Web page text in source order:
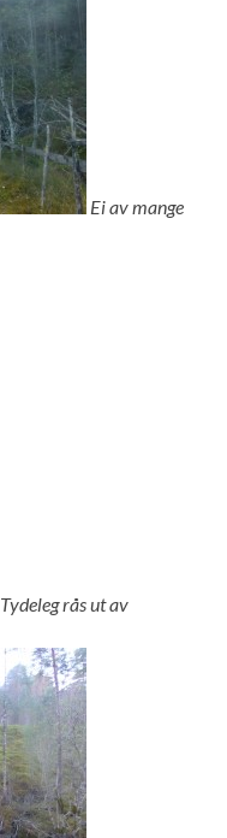
Ei av mange
Tydeleg rås ut av